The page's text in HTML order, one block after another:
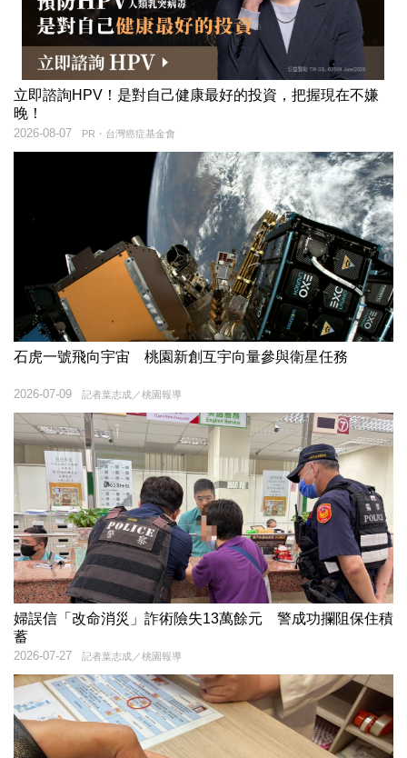
立即諮詢HPV！是對自己健康最好的投資，把握現在不嫌
晚！
PR・台灣癌症基金會
2026-08-07
石虎一號飛向宇宙 桃園新創互宇向量參與衛星任務
記者葉志成／桃園報導
2026-07-09
婦誤信「改命消災」詐術險失13萬餘元 警成功攔阻保住積
蓄
記者葉志成／桃園報導
2026-07-27